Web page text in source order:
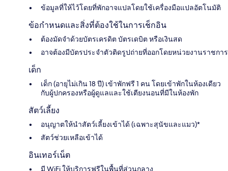
ข้อมูลที่ให้ไว้โดยที่พักอาจแปลโดยใช้เครื่องมือแปลอัตโนมัติ
ข้อกำหนดและสิ่งที่ต้องใช้ในการเช็กอิน
ต้องมัดจำด้วยบัตรเครดิต บัตรเดบิต หรือเงินสด
อาจต้องมีบัตรประจำตัวติดรูปถ่ายที่ออกโดยหน่วยงานราชการ
เด็ก
เด็ก (อายุไม่เกิน 18 ปี) เข้าพักฟรี 1 คน โดยเข้าพักในห้องเดียว
กับผู้ปกครองหรือผู้ดูแลและใช้เตียงนอนที่มีในห้องพัก
สัตว์เลี้ยง
อนุญาตให้นำสัตว์เลี้ยงเข้าได้ (เฉพาะสุนัขและแมว)*
สัตว์ช่วยเหลือเข้าได้
อินเทอร์เน็ต
มี WiFi ให้บริการฟรีในพื้นที่ส่วนกลาง